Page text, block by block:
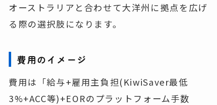
オーストラリアと合わせて大洋州に拠点を広げ
る際の選択肢になります。
費用のイメージ
費用は「給与+雇用主負担(KiwiSaver最低
3%+ACC等)+EORのプラットフォーム手数